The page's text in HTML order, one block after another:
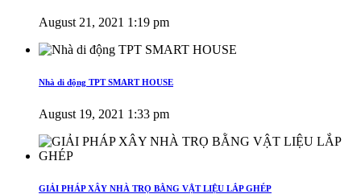
August 21, 2021 1:19 pm
Nhà di động TPT SMART HOUSE
August 19, 2021 1:33 pm
GIẢI PHÁP XÂY NHÀ TRỌ BẰNG VẬT LIỆU LẮP GHÉP